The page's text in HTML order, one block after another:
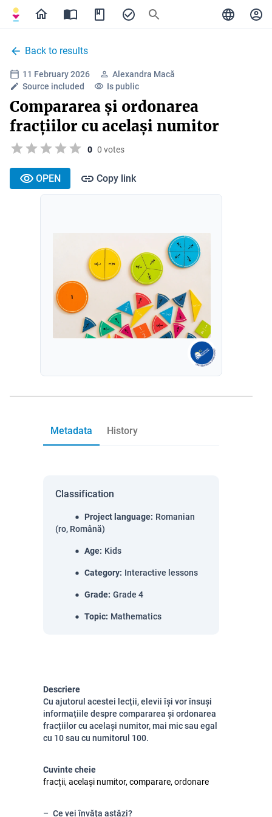
Back to results
11 February 2026
Alexandra Macă
Source included
Is public
Compararea și ordonarea
fracțiilor cu același numitor
0 0 votes
OPEN Copy link
Metadata History
Classification
Project language: Romanian
(ro, Română)
Age: Kids
Category: Interactive lessons
Grade: Grade 4
Topic: Mathematics
Descriere
Cu ajutorul acestei lecții, elevii își vor însuși
informațiile despre compararea și ordonarea
fracțiilor cu același numitor, mai mic sau egal
cu 10 sau cu numitorul 100.
Cuvinte cheie
fracții, același numitor, comparare, ordonare
Ce vei învăța astăzi?